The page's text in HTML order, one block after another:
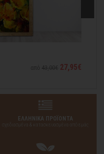
27,95€
ΕΛΛΗΝΙΚΑ ΠΡΟΪΟΝΤΑ
σχεδιασμένα & κατασκευασμένα από εμάς